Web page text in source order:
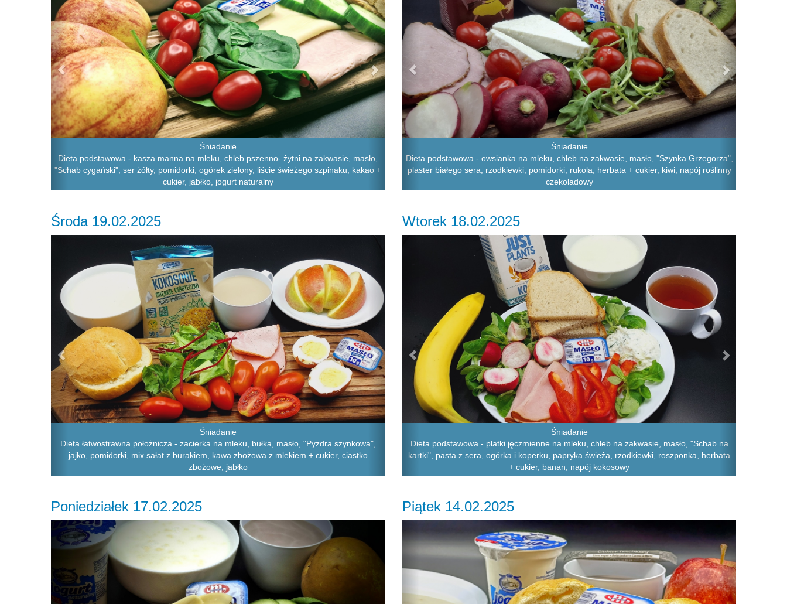
Śniadanie
Dieta podstawowa - kasza manna na mleku, chleb pszenno- żytni na zakwasie, masło,
"Schab cygański", ser żółty, pomidorki, ogórek zielony, liście świeżego szpinaku, kakao +
cukier, jabłko, jogurt naturalny
Śniadanie
Dieta podstawowa - owsianka na mleku, chleb na zakwasie, masło, "Szynka Grzegorza",
plaster białego sera, rzodkiewki, pomidorki, rukola, herbata + cukier, kiwi, napój roślinny
czekoladowy
Środa 19.02.2025
Śniadanie
Dieta łatwostrawna położnicza - zacierka na mleku, bułka, masło, "Pyzdra szynkowa",
jajko, pomidorki, mix sałat z burakiem, kawa zbożowa z mlekiem + cukier, ciastko
zbożowe, jabłko
Wtorek 18.02.2025
Śniadanie
Dieta podstawowa - płatki jęczmienne na mleku, chleb na zakwasie, masło, "Schab na
kartki", pasta z sera, ogórka i koperku, papryka świeża, rzodkiewki, roszponka, herbata
+ cukier, banan, napój kokosowy
Poniedziałek 17.02.2025
Previous
Piątek 14.02.2025